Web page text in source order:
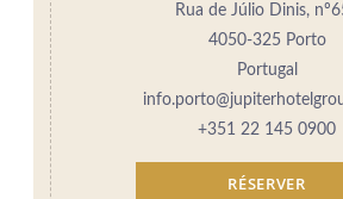
Rua de Júlio Dinis,
4050-325 Porto
Portugal
+351 22 145 0900
RÉSERVER